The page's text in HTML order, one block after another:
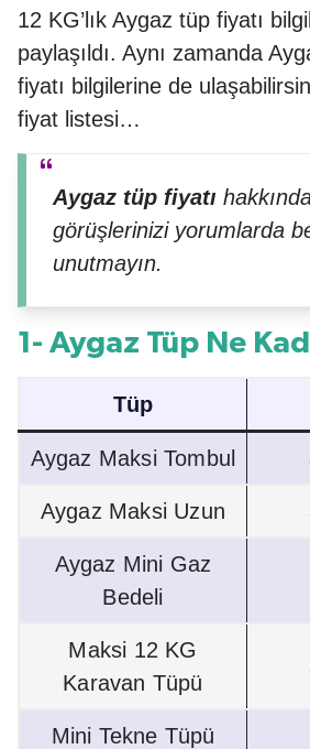
12 KG’lık Aygaz tüp fiyatı
paylaşıldı. Aynı zamanda
fiyatı bilgilerine de
fiyat listesi…
Aygaz tüp fiyatı
görüşlerinizi yorumlarda
unutmayın.
1- Aygaz Tüp Ne
Tüp
Aygaz Maksi Tombul
Aygaz Maksi Uzun
Aygaz Mini Gaz
Bedeli
Maksi 12 KG
Karavan Tüpü
Mini Tekne Tüpü